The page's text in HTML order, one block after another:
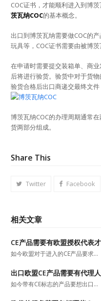
COC证书，才能顺利进入到博
茨瓦纳COC的基本概念。
出口到博茨瓦纳需要做COC的
玩具等，COC证书需要由被博茨
在申请时需要提交装箱单、商
后将进行验货。验货中对于货
验货合格后出口商递交最终文件
博茨瓦纳COC的办理周期通常
货两部分组成。
Share This
Twitter Facebook
相关文章
CE产品需要有欧盟授权代表
如今欧盟对于进入的CE产品要求…
出口欧盟CE产品需要有代理
如今带有CE标志的产品要想出口…